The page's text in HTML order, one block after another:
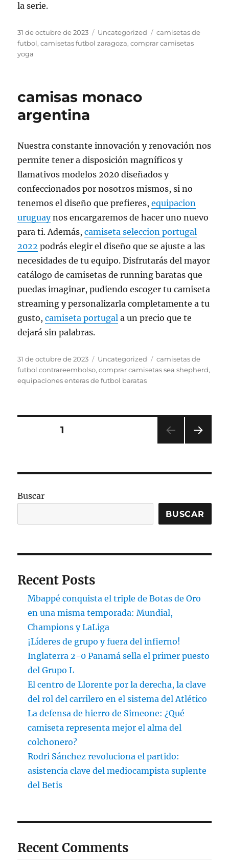
la serie.
Publicado
el
31 de octubre de 2023 Categorías
Uncategorized Etiquetas
camisetas de
futbol,camisetas futbol zaragoza,comprar camisetas
yoga
camisas monaco
argentina
Nuestra constante innovación y renovación nos
permite tener a disposición magníficos y
llamativos modelos 2020 diseñados y
confeccionados por nosotros mismos, si no
tenemos el diseño que prefieres,equipacion
uruguaynos encargaremos de hacer uno nuevo
para ti. Además,camiseta seleccion portugal
2022 podrás elegir el diseño que se ajuste a las
necesidades de tu equipo. Disfrutarás del mayor
catálogo de camisetas de running baratas que
puedas imaginar, pudiendo escoger tu camiseta
streaming y personalizarla completamente a tu
gusto,camiseta portugal a un precio que te
dejará sin palabras.
Publicado
el
31 de octubre de 2023 Categorías
Uncategorized Etiquetas
camisetas de
futbol contrareembolso,comprar camisetas sea shepherd,
equipaciones enteras de futbol baratas
Paginación
entradas
PÁGINA1
NA
Buscar
BUSCAR
Recent Posts
Mbappé conquista el triple de Botas de Oro
en una misma temporada: Mundial,
Champions y LaLiga
¡Líderes de grupo y fuera del infierno!
Inglaterra 2-0 Panamá sella el primer puesto
del Grupo L
El centro de Llorente por la derecha, la clave
del rol del carrilero en el sistema del Atlético
La defensa de hierro de Simeone: ¿Qué
camiseta representa mejor el alma del
colchonero?
Rodri Sánchez revoluciona el partido:
asistencia clave del mediocampista suplente
del Betis
Recent Comments